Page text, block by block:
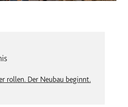
rollen. Der Neubau beginnt.